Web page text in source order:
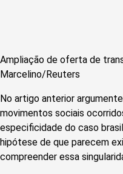
Ampliação de oferta de
Marcelino/Reuters
No artigo anterior
movimentos sociais
especificidade do caso
hipótese de que parecem
compreender essa